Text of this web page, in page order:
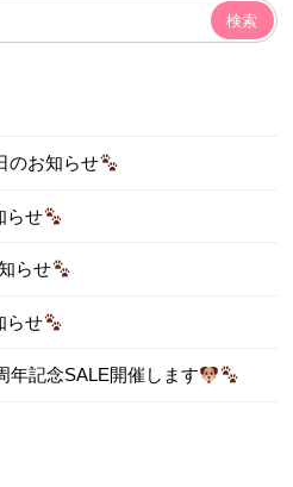
のお知らせ
らせ
らせ
らせ
年記念SALE開催します